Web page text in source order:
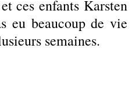
ces enfants Karsten
eu beaucoup de vie
semaines.